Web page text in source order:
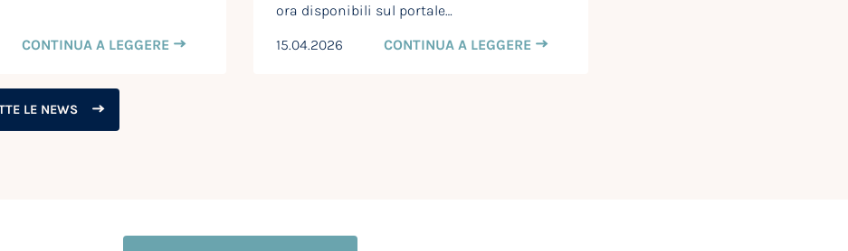
CONTINUA A LEGGERE
ora disponibili sul portale…
15.04.2026
CONTINUA A LEGGERE
LE NEWS